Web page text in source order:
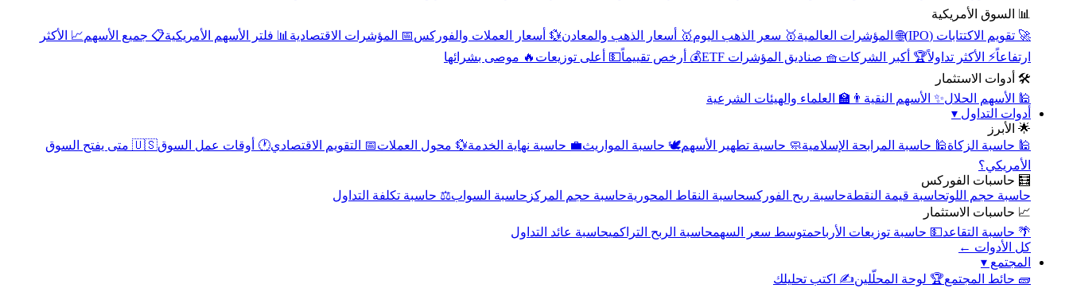
📊 السوق الأمريكية
🚀 تقويم الاكتتابات (IPO)
🌐 المؤشرات العالمية🥇 سعر الذهب اليوم🥇 أسعار الذهب والمعادن💱 أسعار العملات والفوركس📅 المؤشرات الاقتصادية 📊 فلتر الأسهم الأمريكية📋 جميع الأسهم📈 الأكثر
ارتفاعاً⚡ الأكثر تداولاً🏆 أكبر الشركات🧺 صناديق المؤشرات ETF 💰 أرخص تقييماً💵 أعلى توزيعات 🔥 موصى بشرائها
🛠️ أدوات الاستثمار
🕌 الأسهم الحلال✨ الأسهم النقية 👨‍🏫 العلماء والهيئات الشرعية
أدوات التداول ▾
🌟 الأبرز
🕌 حاسبة الزكاة🕌 حاسبة المرابحة الإسلامية🧼 حاسبة تطهير الأسهم🕊️ حاسبة المواريث💼 حاسبة نهاية الخدمة💱 محول العملات📅 التقويم الاقتصادي🕐 أوقات عمل السوق
🇺🇸 متى يفتح السوق
الأمريكي؟
🧮 حاسبات الفوركس
حاسبة حجم اللوتحاسبة قيمة النقطةحاسبة ربح الفوركسحاسبة النقاط المحوريةحاسبة حجم المركز حاسبة السواب⚖️ حاسبة تكلفة التداول
📈 حاسبات الاستثمار
🌴 حاسبة التقاعد💵 حاسبة توزيعات الأرباحمتوسط سعر السهمحاسبة الربح التراكميحاسبة عائد التداول
كل الأدوات ←
المجتمع ▾
🧱 حائط المجتمع🏆 لوحة المحلّلين✍️ اكتب تحليلك